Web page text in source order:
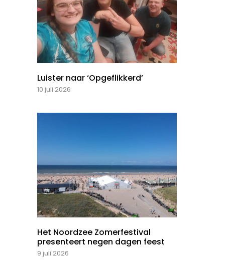
Luister naar ‘Opgeflikkerd’
10 juli 2026
Het Noordzee Zomerfestival
presenteert negen dagen feest
9 juli 2026